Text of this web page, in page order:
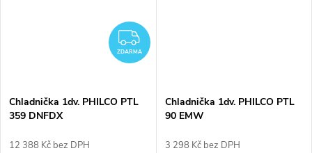
ZDARMA
ZDARMA
Chladnička 1dv. PHILCO PTL
359 DNFDX
12 388 Kč bez DPH
Chladnička 1dv. PHILCO PTL
90 EMW
3 298 Kč bez DPH